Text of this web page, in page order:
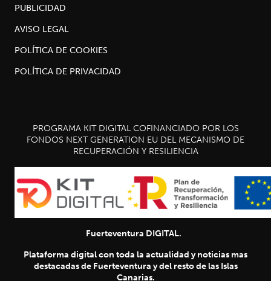
PUBLICIDAD
AVISO LEGAL
POLÍTICA DE COOKIES
POLÍTICA DE PRIVACIDAD
PROGRAMA KIT DIGITAL COFINANCIADO POR LOS
FONDOS NEXT GENERATION EU DEL MECANISMO DE
RECUPERACIÓN Y RESILIENCIA
Fuerteventura DIGITAL.
Plataforma digital con toda la actualidad y noticias mas
destacadas de Fuerteventura y del resto de las Islas
Canarias.